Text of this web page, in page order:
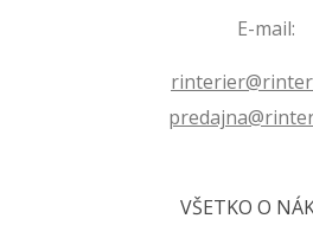
E-mail:
VŠETKO O